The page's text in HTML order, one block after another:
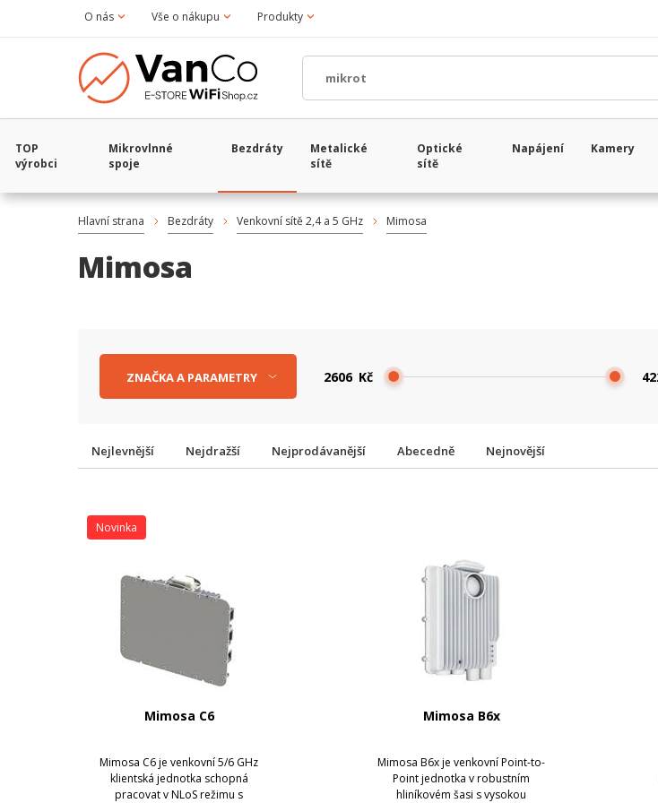
O nás Vše o nákupu Produkty
TOP
výrobci
Mikrovlnné
spoje
Bezdráty
Metalické
sítě
Optické
sítě
Napájení Kamery
Hlavní strana Bezdráty Venkovní sítě 2,4 a 5 GHz Mimosa
Mimosa
Kč
ZNAČKAA PARAMETRY
Nejlevnější Nejdražší Nejprodávanější Abecedně Nejnovější
Mimosa C6
Mimosa C6 je venkovní 5/6 GHz
klientská jednotka schopná
pracovat v NLoS režimu s
Novinka
Mimosa B6x
Mimosa B6x je venkovní Point-to-
Point jednotka v robustním
hliníkovém šasi s vysokou